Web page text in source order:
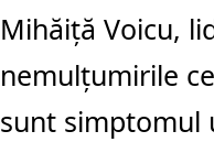
Mihăiță Voicu,
nemulțumirile
sunt simptomul